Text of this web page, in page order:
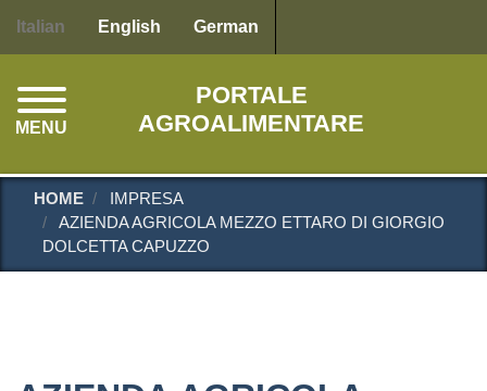
principale
Italian English German
PORTALE
AGROALIMENTARE
MENU
HOME
IMPRESA
AZIENDA AGRICOLA MEZZO ETTARO DI GIORGIO
DOLCETTA CAPUZZO